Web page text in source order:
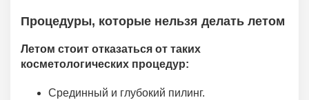
Процедуры, которые нельзя делать летом
Летом стоит отказаться от таких
косметологических процедур:
Срединный и глубокий пилинг.